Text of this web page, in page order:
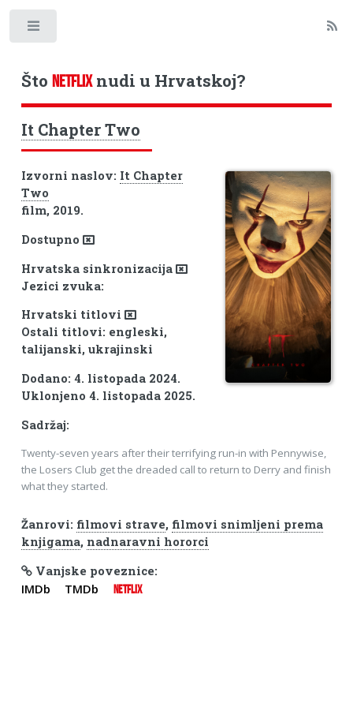
Što NETFLIXnudi u Hrvatskoj?
It Chapter Two
Izvorni naslov: It Chapter
Two
film, 2019.
Dostupno
Hrvatska sinkronizacija
Jezici zvuka:
Hrvatski titlovi
Ostali titlovi: engleski,
talijanski, ukrajinski
Dodano: 4. listopada 2024.
Uklonjeno 4. listopada 2025.
Sadržaj:
Twenty-seven years after their terrifying run-in with Pennywise,
the Losers Club get the dreaded call to return to Derry and finish
what they started.
Žanrovi: filmovi strave, filmovi snimljeni prema
knjigama, nadnaravni hororci
Vanjske poveznice:
IMDb TMDb NETFLIX